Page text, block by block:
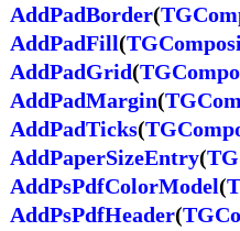
AddPadBorder(
AddPadFill(
AddPadGrid(
AddPadMargin(
AddPadTicks(
AddPaperSizeEntry(
AddPsPdfColorModel(
AddPsPdfHeader(